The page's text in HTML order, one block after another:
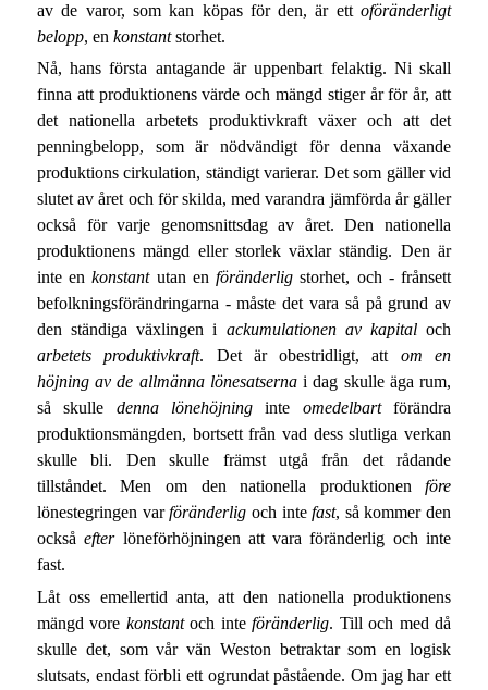
av de varor, som kan köpas för den, är ettoföränderligt
belopp, en konstantstorhet.
Nå, hans första antagande är uppenbart felaktig. Ni skall
finna att produktionens värde och mängd stiger år för år, att
det nationella arbetets produktivkraft växer och att det
penningbelopp, som är nödvändigt för denna växande
produktions cirkulation, ständigt varierar. Det som gäller vid
slutet av året och för skilda, med varandra jämförda år gäller
också för varje genomsnittsdag av året. Den nationella
produktionens mängd eller storlek växlar ständig. Den är
inte enkonstantutan enföränderlig storhet, och - frånsett
befolkningsförändringarna - måste det vara så på grund av
den ständiga växlingen i ackumulationen av kapitaloch
arbetets produktivkraft. Det är obestridligt, att om en
höjning av de allmänna lönesatsernai dag skulle äga rum,
så skulle denna lönehöjning inte omedelbartförändra
produktionsmängden, bortsett från vad dess slutliga verkan
skulle bli. Den skulle främst utgå från det rådande
tillståndet. Men om den nationella produktionenföre
lönestegringen varföränderlig och intefast, så kommer den
ocksåefterlöneförhöjningen att vara föränderlig och inte
fast.
Låt oss emellertid anta, att den nationella produktionens
mängd vore konstantoch inteföränderlig. Till och med då
skulle det, som vår vän Weston betraktar som en logisk
slutsats, endast förbli ett ogrundat påstående. Om jag har ett